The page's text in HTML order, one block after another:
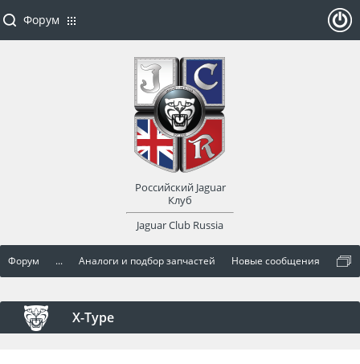
Форум ... Аналоги и подбор запчастей Новые сообщения
X-Type
Форум
Российский Jaguar
Клуб
Jaguar Club Russia
оват